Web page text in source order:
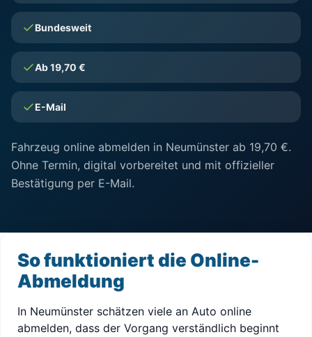
Bundesweit
Ab 19,70 €
E-Mail
Fahrzeug online abmelden in Neumünster ab 19,70 €.
Ohne Termin, digital vorbereitet und mit offizieller
Bestätigung per E-Mail.
So funktioniert die Online-
Abmeldung
In Neumünster schätzen viele an Auto online
abmelden, dass der Vorgang verständlich beginnt